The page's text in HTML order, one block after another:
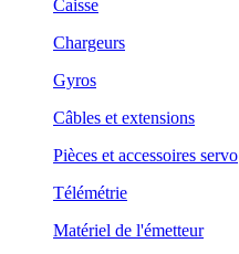
Caisse
Chargeurs
Gyros
Câbles et extensions
Pièces et accessoires servo
Télémétrie
Matériel de l'émetteur